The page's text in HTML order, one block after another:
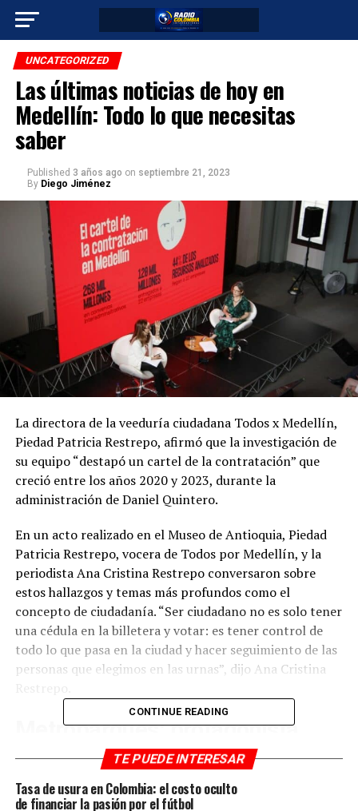
UNCATEGORIZED
Las últimas noticias de hoy en
Medellín: Todo lo que necesitas
saber
Published 3 años ago on septiembre 21, 2023
By Diego Jiménez
La directora de la veeduría ciudadana Todos x Medellín,
Piedad Patricia Restrepo, afirmó que la investigación de
su equipo “destapó un cartel de la contratación” que
creció entre los años 2020 y 2023, durante la
administración de Daniel Quintero.
En un acto realizado en el Museo de Antioquia, Piedad
Patricia Restrepo, vocera de Todos por Medellín, y la
periodista Ana Cristina Restrepo conversaron sobre
estos hallazgos y temas más profundos como el
concepto de ciudadanía. “Ser ciudadano no es solo tener
una cédula en la billetera y votar: es tener control de
todo lo que pasa en la ciudad y hacer seguimiento de las
personas que elegimos en las urnas”, dijo Ana Cristina
Metroparques: protagonista
principal del cartel
De acuerdo con Piedad Patricia Restrepo,
CONTINUE READING
TE PUEDE INTERESAR
Tasa de usura en Colombia: el costo oculto
de financiar la pasión por el fútbol